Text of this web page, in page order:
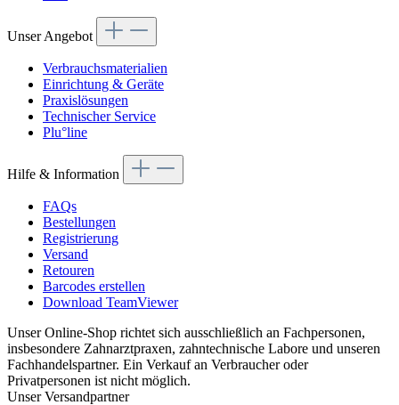
Unser Angebot
Verbrauchsmaterialien
Einrichtung & Geräte
Praxislösungen
Technischer Service
Plu°line
Hilfe & Information
FAQs
Bestellungen
Registrierung
Versand
Retouren
Barcodes erstellen
Download TeamViewer
Unser Online-Shop richtet sich ausschließlich an Fachpersonen,
insbesondere Zahnarztpraxen, zahntechnische Labore und unseren
Fachhandelspartner. Ein Verkauf an Verbraucher oder
Privatpersonen ist nicht möglich.
Unser Versandpartner